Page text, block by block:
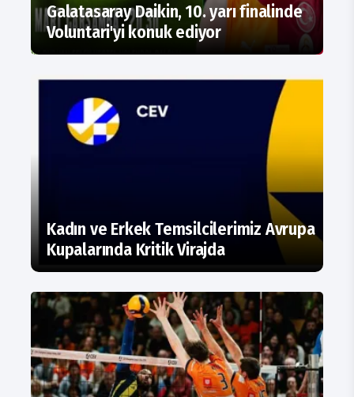
Galatasaray Daikin, 10. yarı finalinde
Voluntari'yi konuk ediyor
Kadın ve Erkek Temsilcilerimiz Avrupa
Kupalarında Kritik Virajda